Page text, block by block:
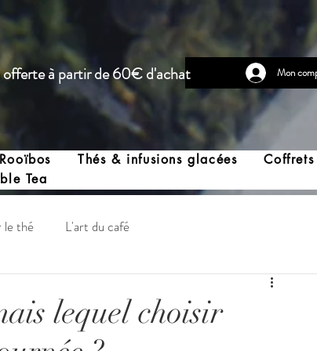
Mon
offerte à partir de 60€ d'achat
Thés & infusions glacées
Tea
le thé L'art du café
lequel choisir